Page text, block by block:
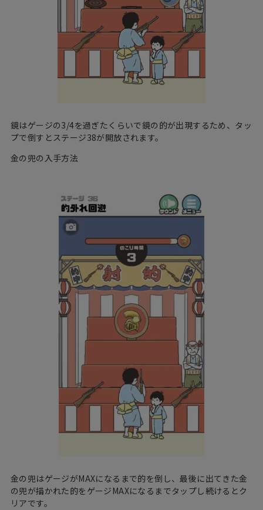
鏡はゲージの3/4を過ぎたくらいで鏡の的が出現するため、タッ
プで倒すとステージ38が開放されます。
金の兜の入手方法
金の兜はゲージがMAXになるまで的を倒し、最後に出てきた金
の兜が描かれた的をゲージMAXになるまでタップし続けるとク
リアです。